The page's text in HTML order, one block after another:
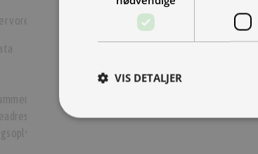
vores Tjeneste, bliver du bedt om at give os
VIS DETALJER
skræddersyede streetfood-køretøjer. Vi